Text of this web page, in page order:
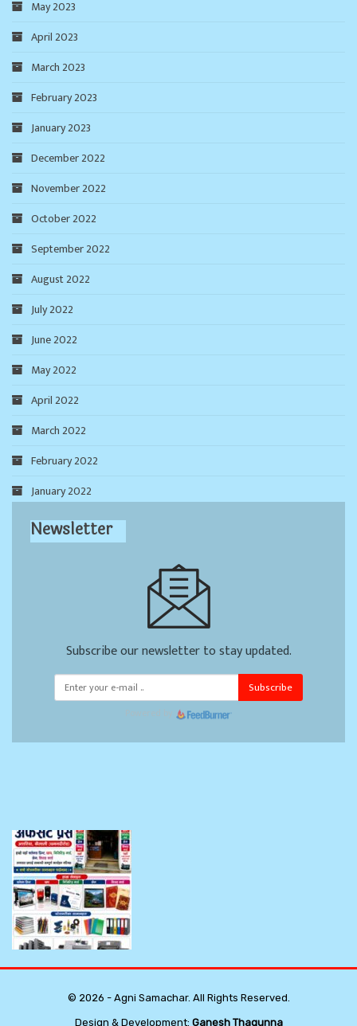
May 2023
April 2023
March 2023
February 2023
January 2023
December 2022
November 2022
October 2022
September 2022
August 2022
July 2022
June 2022
May 2022
April 2022
March 2022
February 2022
January 2022
Newsletter
Subscribe our newsletter to stay updated.
Subscribe
© 2026 - Agni Samachar. All Rights Reserved.
Design & Development: Ganesh Thagunna